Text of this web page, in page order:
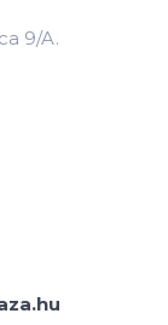
9/A.